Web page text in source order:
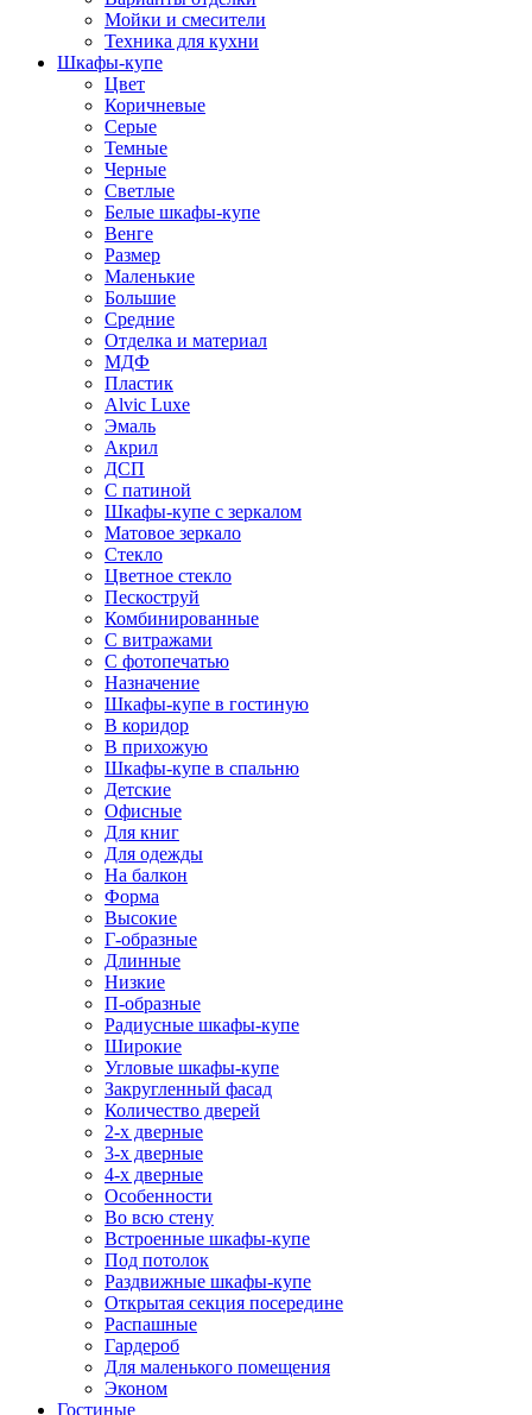
Мойки и смесители
Техника для кухни
Шкафы-купе
Цвет
Коричневые
Серые
Темные
Черные
Светлые
Белые шкафы-купе
Венге
Размер
Маленькие
Большие
Средние
Отделка и материал
МДФ
Пластик
Alvic Luxe
Эмаль
Акрил
ДСП
С патиной
Шкафы-купе с зеркалом
Матовое зеркало
Стекло
Цветное стекло
Пескоструй
Комбинированные
С витражами
С фотопечатью
Назначение
Шкафы-купе в гостиную
В коридор
В прихожую
Шкафы-купе в спальню
Детские
Офисные
Для книг
Для одежды
На балкон
Форма
Высокие
Г-образные
Длинные
Низкие
П-образные
Радиусные шкафы-купе
Широкие
Угловые шкафы-купе
Закругленный фасад
Количество дверей
2-х дверные
3-х дверные
4-х дверные
Особенности
Во всю стену
Встроенные шкафы-купе
Под потолок
Раздвижные шкафы-купе
Открытая секция посередине
Распашные
Гардероб
Для маленького помещения
Эконом
Гостиные